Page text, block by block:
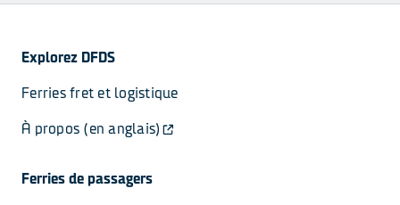
Explorez DFDS
Ferries fret et logistique
À propos (en anglais)
Ferries de passagers